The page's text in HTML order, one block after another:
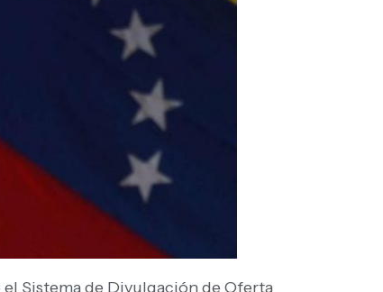
Sistema de Divulgación de Oferta